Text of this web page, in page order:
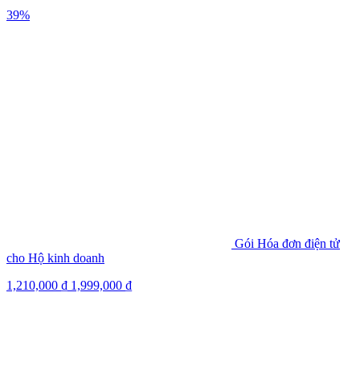
39%
Gói Hóa đơn điện tử
cho Hộ kinh doanh
1,210,000 ₫ 1,999,000 ₫